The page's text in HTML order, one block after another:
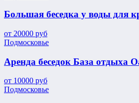
Большая беседка у воды для
от 20000 руб
Подмосковье
Аренда беседок База отдыха
от 10000 руб
Подмосковье